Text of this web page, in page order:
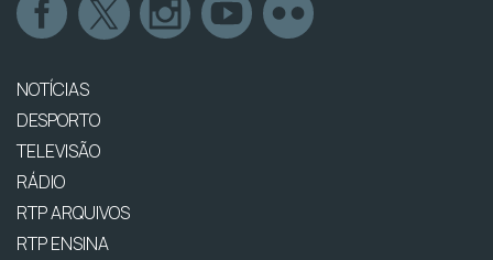
NOTÍCIAS
DESPORTO
TELEVISÃO
RÁDIO
RTP ARQUIVOS
RTP ENSINA